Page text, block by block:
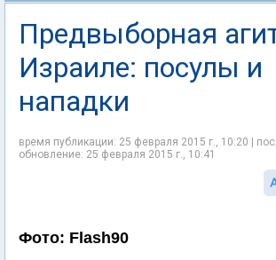
Предвыборная
Израиле: посулы и
нападки
время публикации: 25 февраля 2015 г., 10:20 |
обновление: 25 февраля 2015 г., 10:41
Фото: Flash90